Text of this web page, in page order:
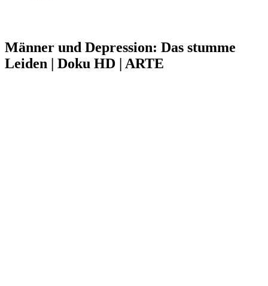
Männer und Depression: Das stumme
Leiden | Doku HD | ARTE